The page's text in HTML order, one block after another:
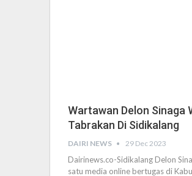
Wartawan Delon Sinaga
Tabrakan Di Sidikalang
DAIRI NEWS 29 Dec 2023
Dairinews.co-Sidikalang Delon
satu media online bertugas di